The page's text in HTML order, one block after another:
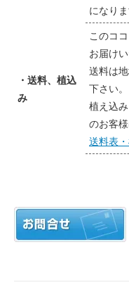
になりま
・送料、植込
み
このコ
お届けい
送料は
下さい。
植え込
のお客様
送料表